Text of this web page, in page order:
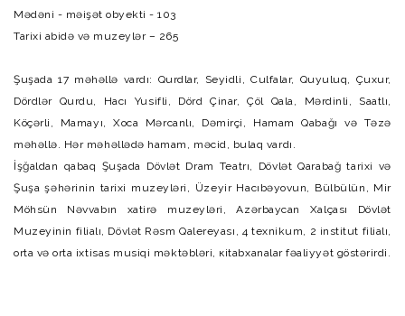
Mədəni - məişət obyekti - 103
Tarixi abidə və muzeylər – 265
Şuşada 17 məhəllə vardı: Qurdlar, Seyidli, Culfalar, Quyuluq, Çuxur,
Dördlər Qurdu, Hacı Yusifli, Dörd Çinar, Çöl Qala, Mərdinli, Saatlı,
Köçərli, Mamayı, Xoca Mərcanlı, Dəmirçi, Hamam Qabağı və Təzə
məhəllə. Hər məhəllədə hamam, məcid, bulaq vardı.
İşğaldan qabaq Şuşada Dövlət Dram Teatrı, Dövlət Qarabağ tarixi və
Şuşa şəhərinin tarixi muzeyləri, Üzeyir Hacıbəyovun, Bülbülün, Mir
Möhsün Nəvvabın xatirə muzeyləri, Azərbaycan Xalçası Dövlət
Muzeyinin filialı, Dövlət Rəsm Qalеrеyası, 4 texnikum, 2 institut filialı,
orta və orta ixtisas musiqi məktəbləri, кitabхanalar fəaliyyət göstərirdi.